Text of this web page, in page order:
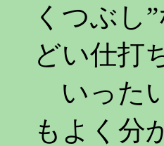
くつぶし
どい仕打
いった
もよく分